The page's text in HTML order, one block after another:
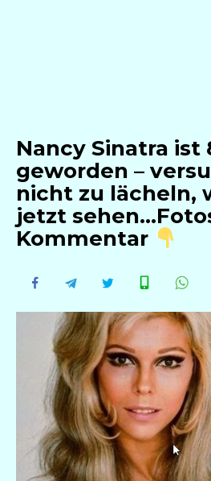
Nancy Sinatra ist
geworden –
nicht zu lächeln,
jetzt
Kommentar